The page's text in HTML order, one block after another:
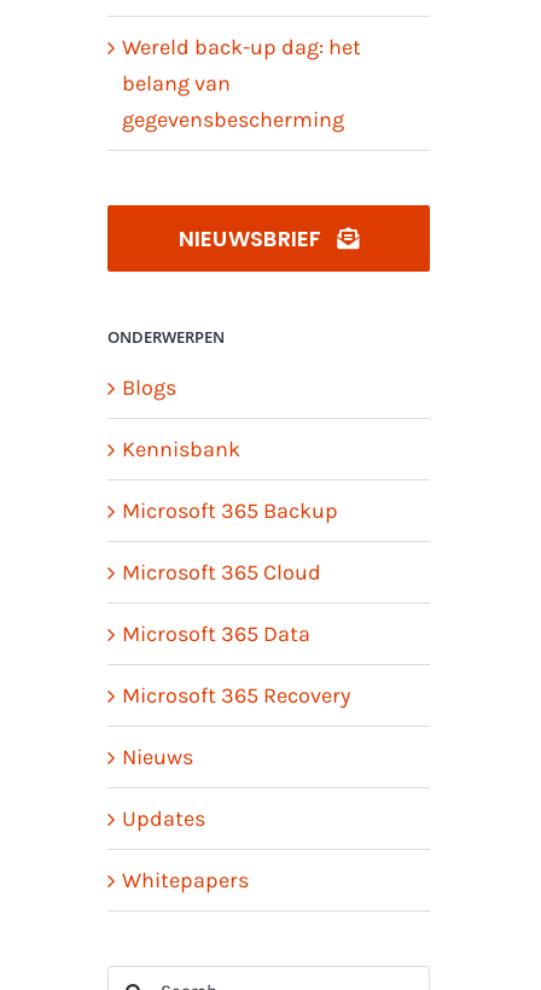
Wereld back-up dag: het
belang van
gegevensbescherming
NIEUWSBRIEF
ONDERWERPEN
Blogs
Kennisbank
Microsoft 365 Backup
Microsoft 365 Cloud
Microsoft 365 Data
Microsoft 365 Recovery
Nieuws
Updates
Whitepapers
Search